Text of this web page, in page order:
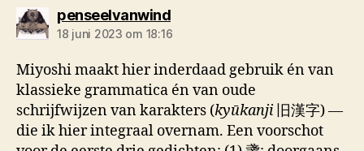
penseelvanwindzegt:
18 juni 2023 om 18:16
Miyoshi maakt hier inderdaad gebruik én van
klassieke grammatica én van oude
schrijfwijzen van karakters (kyūkanji 旧漢字) —
die ik hier integraal overnam. Een voorschot